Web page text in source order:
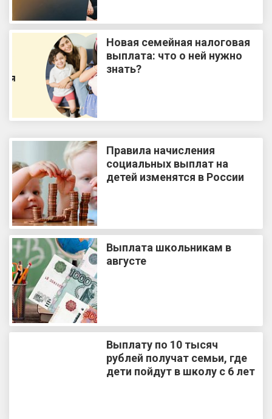
Новая семейная налоговая
выплата: что о ней нужно
знать?
Правила начисления
социальных выплат на
детей изменятся в России
Выплата школьникам в
августе
Выплату по 10 тысяч
рублей получат семьи, где
дети пойдут в школу с 6 лет